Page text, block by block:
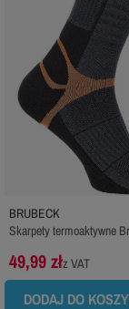
BRUBECK
Skarpety termoaktywne
49,99 złz VAT
DODAJ DO